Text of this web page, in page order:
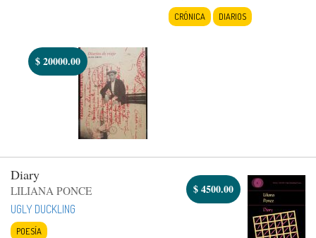
CRÓNICA DIARIOS
$20000.00
Diary
LILIANA PONCE
UGLY DUCKLING
POESÍA
$4500.00